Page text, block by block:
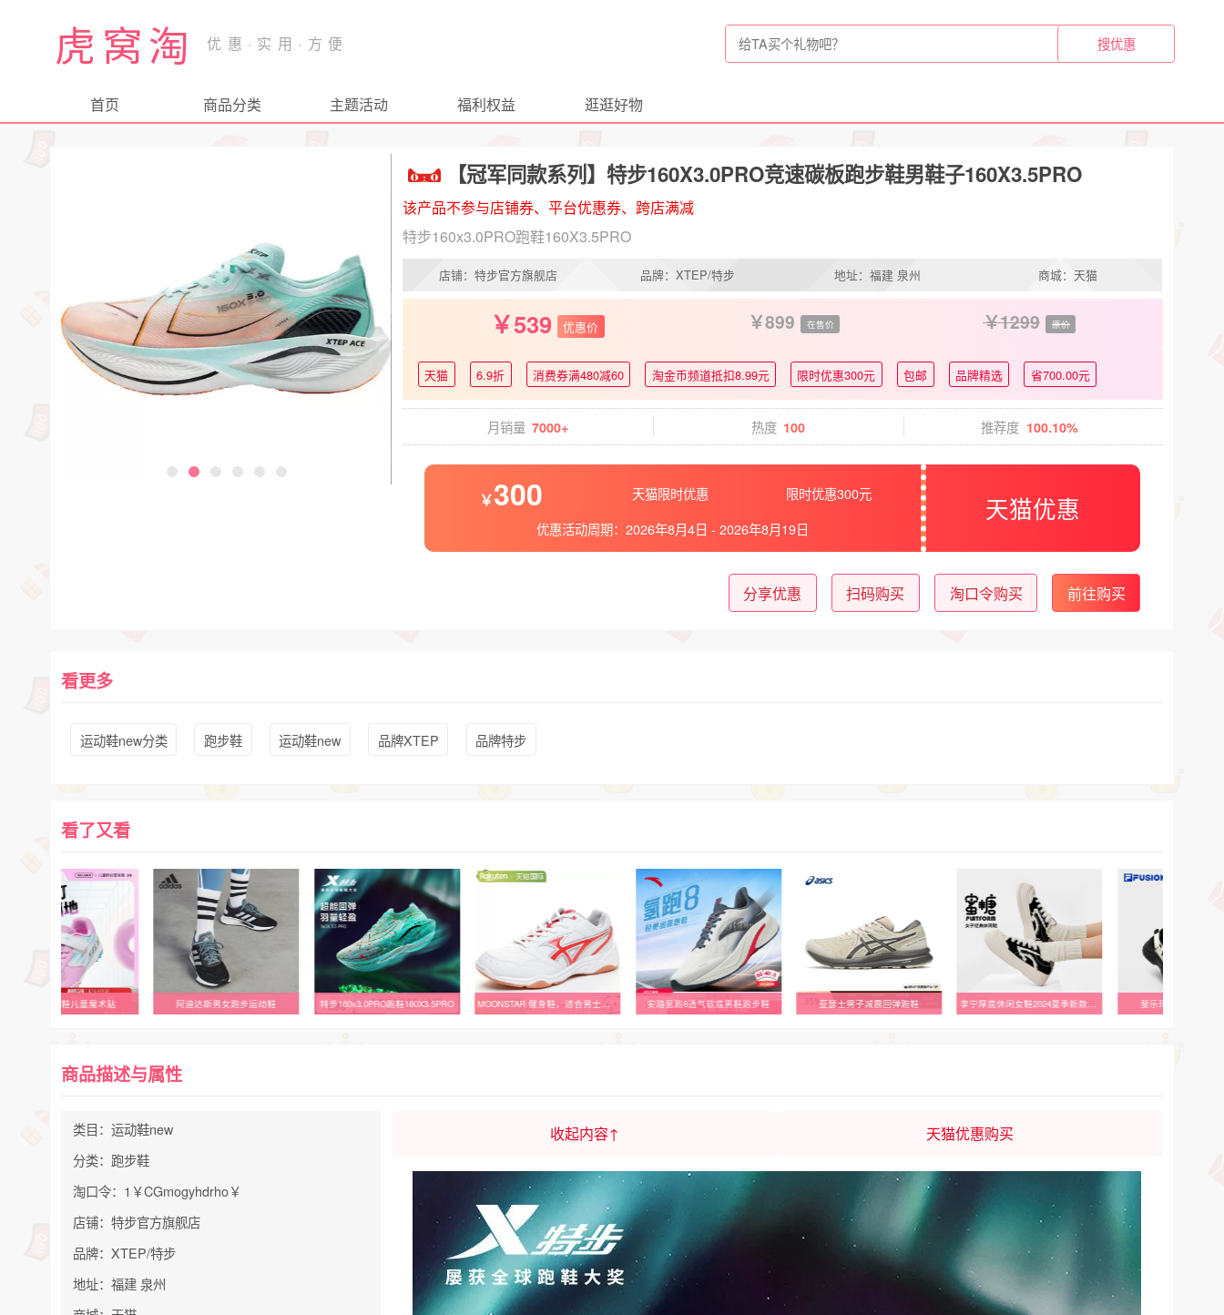
虎窝淘
首页 商品分类 主题活动 福利权益 逛逛好物
【冠军同款系列】特步160X3.0PRO竞速碳板跑步鞋男鞋子160X3.5PRO
该产品不参与店铺券、平台优惠券、跨店满减
特步160x3.0PRO跑鞋160X3.5PRO
店铺：特步官方旗舰店 品牌：XTEP/特步 地址：福建 泉州 商城：天猫
539 优惠价 899 在售价 1299 原价
天猫 6.9折 消费券满480减60 淘金币频道抵扣8.99元 限时优惠300元 包邮 品牌精选 省700.00元
月销量 7000+ 热度 100 推荐度 100.10%
300 天猫限时优惠
限时优惠300元
优惠活动周期： 2026年8月4日 - 2026年8月19日
天猫优惠
分享优惠 扫码购买 淘口令购买 前往购买
看更多
运动鞋new分类 跑步鞋 运动鞋new 品牌XTEP 品牌特步
看了又看
阿迪达斯男女跑步运动鞋 特步160x3.0PRO跑鞋160X3.5PRO MOONSTAR 健身鞋，适合男士、女士、中性、青少年、儿童、Gymstar 安踏氢跑8透气软底男鞋跑步鞋 亚瑟士男子减震回弹跑鞋 斐乐玛丽珍凉鞋新色上市 多威锋芒4代体考测试专
商品描述与属性
类目：运动鞋new
分类：跑步鞋
淘口令：1￥CGmogyhdrho￥
店铺：特步官方旗舰店
品牌：XTEP/特步
地址：福建 泉州
收起内容↑ 天猫优惠购买